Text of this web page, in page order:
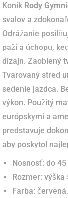
Koník Rody
svalov a
Odrážanie
paží a úchopu,
dizajn. Zaoblený
Tvarovaný stred
sedenie jazdca.
výkon. Použitý
európskymi a
predstavuje
aby poskytol
Nosnosť: do 45
Rozmer: výška
Farba: